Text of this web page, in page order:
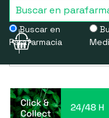
Buscar en
Parafarmacia
Usamos cookies para